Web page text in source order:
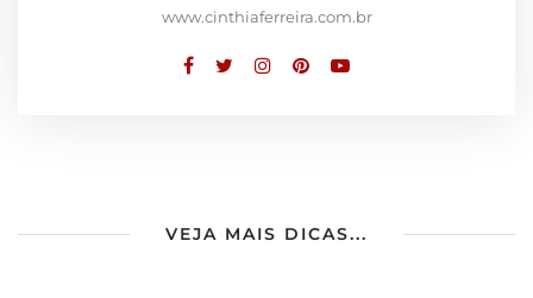
www.cinthiaferreira.com.br
VEJA MAIS DICAS...